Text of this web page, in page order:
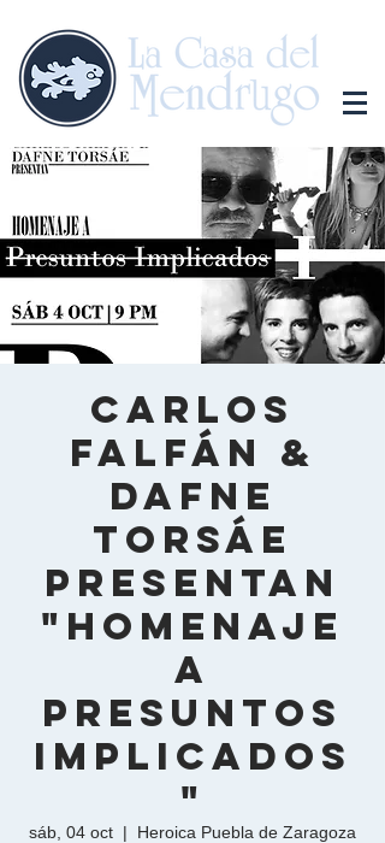
Carlos
Falfán &
Dafne
Torsáe
presentan
"Homenaje
a
Presuntos
Implicados
"
sáb, 04 oct
  |
Heroica Puebla de Zaragoza